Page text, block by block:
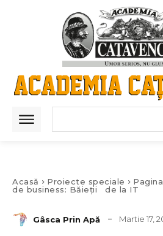
Acasă Proiecte speciale
de business: Băieții de la IT
Gâsca Prin Apă Martie 17,